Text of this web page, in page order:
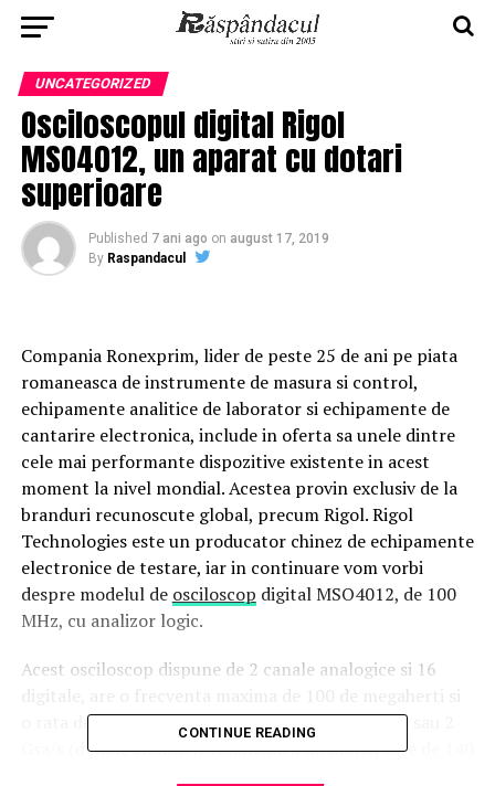
UNCATEGORIZED
Osciloscopul digital Rigol
MSO4012, un aparat cu dotari
superioare
Published 7 ani ago on august 17, 2019
By Raspandacul
Compania Ronexprim, lider de peste 25 de ani pe piata
romaneasca de instrumente de masura si control,
echipamente analitice de laborator si echipamente de
cantarire electronica, include in oferta sa unele dintre
cele mai performante dispozitive existente in acest
moment la nivel mondial. Acestea provin exclusiv de la
branduri recunoscute global, precum Rigol. Rigol
Technologies este un producator chinez de echipamente
electronice de testare, iar in continuare vom vorbi
despre modelul de osciloscop digital MSO4012, de 100
MHz, cu analizor logic.
Acest osciloscop dispune de 2 canale analogice si 16
o rata de esantionare de 4 Gsa/s (single channel) sau 2
Gsa/s (double channel). Adancimea memoriei este de 140
CONTINUE READING